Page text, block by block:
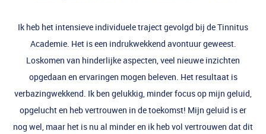
Ik heb het intensieve individuele traject gevolgd bij de Tinnitus
Academie. Het is een indrukwekkend avontuur geweest.
Loskomen van hinderlijke aspecten, veel nieuwe inzichten
opgedaan en ervaringen mogen beleven. Het resultaat is
verbazingwekkend. Ik ben gelukkig, minder focus op mijn geluid,
opgelucht en heb vertrouwen in de toekomst! Mijn geluid is er
nog wel, maar het is nu al minder en ik heb vol vertrouwen dat dit